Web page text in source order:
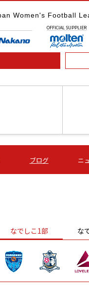
Women's Football
OFFICIAL SUPPLIER
16節 09/05 (土) 16:00
ＡＧＦ
-
ブログ ニ
なでしこ1部 な